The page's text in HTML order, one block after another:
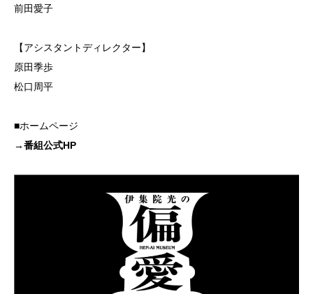
前田愛子
【アシスタントディレクター】
原田季歩
松口周平
■ホームページ
→番組公式HP